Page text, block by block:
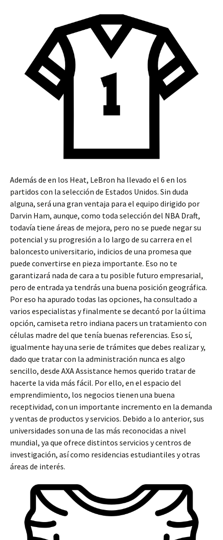
Además de en los Heat, LeBron ha llevado el 6 en los
partidos con la selección de Estados Unidos. Sin duda
alguna, será una gran ventaja para el equipo dirigido por
Darvin Ham, aunque, como toda selección del NBA Draft,
todavía tiene áreas de mejora, pero no se puede negar su
potencial y su progresión a lo largo de su carrera en el
baloncesto universitario, indicios de una promesa que
puede convertirse en pieza importante. Eso no te
garantizará nada de cara a tu posible futuro empresarial,
pero de entrada ya tendrás una buena posición geográfica.
Por eso ha apurado todas las opciones, ha consultado a
varios especialistas y finalmente se decantó por la última
opción, camiseta retro indiana pacers un tratamiento con
células madre del que tenía buenas referencias. Eso sí,
igualmente hay una serie de trámites que debes realizar y,
dado que tratar con la administración nunca es algo
sencillo, desde AXA Assistance hemos querido tratar de
hacerte la vida más fácil. Por ello, en el espacio del
emprendimiento, los negocios tienen una buena
receptividad, con un importante incremento en la demanda
y ventas de productos y servicios. Debido a lo anterior, sus
universidades son una de las más reconocidas a nivel
mundial, ya que ofrece distintos servicios y centros de
investigación, así como residencias estudiantiles y otras
áreas de interés.